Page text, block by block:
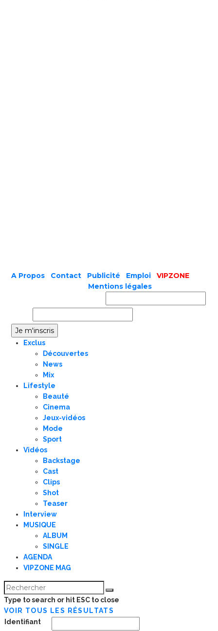
A Propos Contact Publicité Emploi
VIPZONE
Mentions légales
Exclus
Découvertes
News
Mix
Lifestyle
Beauté
Cinema
Jeux-vidéos
Mode
Sport
Vidéos
Backstage
Cast
Clips
Shot
Teaser
Interview
MUSIQUE
ALBUM
SINGLE
AGENDA
VIPZONE MAG
Type to search or hit ESC to close
VOIR TOUS LES RÉSULTATS
Identifiant